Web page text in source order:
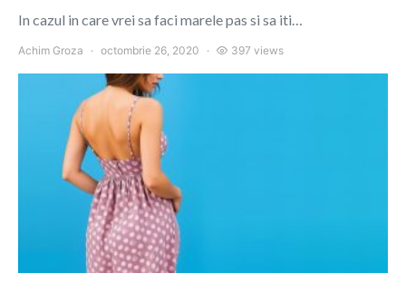
In cazul in care vrei sa faci marele pas si sa iti…
Achim Groza octombrie 26, 2020 397 views